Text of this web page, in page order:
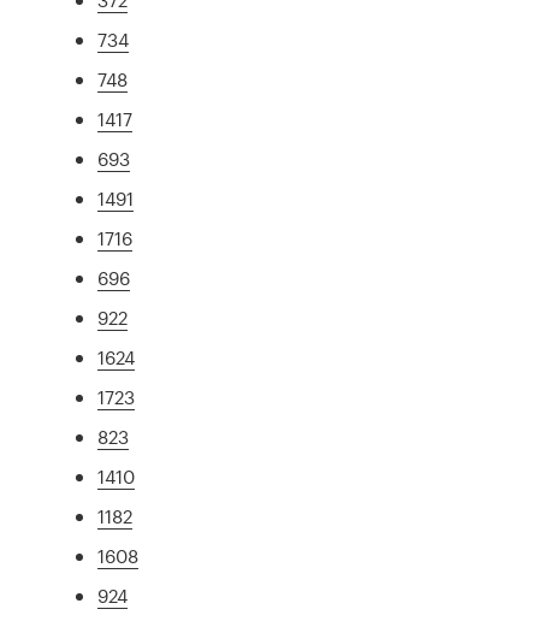
734
748
1417
693
1491
1716
696
922
1624
1723
823
1410
1182
1608
924